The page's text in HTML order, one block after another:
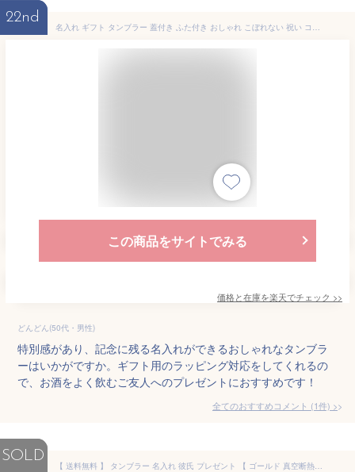
22nd
名入れ ギフト タンブラー 蓋付き ふた付き おしゃれ こぼれない 祝い コーヒー 名前入り ステンレスタンブラー 持ち運び 保温 保冷品 オリジナル 女性 男性 30代 蓋つき スマートタンブラー 340ml プレゼント 記念 誕生日 還暦 父の日
この商品をサイトでみる
価格と在庫を楽天でチェック >>
どんどん(50代・男性)
特別感があり、記念に残る名入れができるおしゃれなタンブラ
ーはいかがですか。ギフト用のラッピング対応をしてくれるの
で、お酒をよく飲むご友人へのプレゼントにおすすめです！
全てのおすすめコメント (1件) >
SOLD
【 送料無料 】 タンブラー 名入れ 彼氏 プレゼント 【 ゴールド 真空断熱 ステンレスタンブラー ハート 420ml 】 ビールグラス ハイボール ビールジョッキ ギフト 名前入り 誕生日 贈り物 実用的 名前 名いり ビール グラス ステンレス 夫 友人 父の日